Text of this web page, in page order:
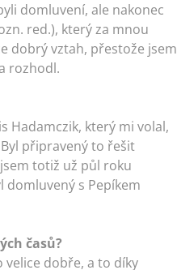
domluvení, ale nakonec
red.), který za mnou
dobrý vztah, přestože jsem
rozhodl.
Hadamczik, který mi volal,
připravený to řešit
totiž už půl roku
domluvený s Pepíkem
časů?
velice dobře, a to díky